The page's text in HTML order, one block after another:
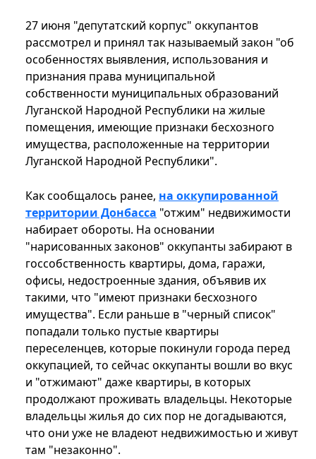
27 июня "депутатский корпус" оккупантов
рассмотрел и принял так называемый закон "об
особенностях выявления, использования и
признания права муниципальной
собственности муниципальных образований
Луганской Народной Республики на жилые
помещения, имеющие признаки бесхозного
имущества, расположенные на территории
Луганской Народной Республики".
Как сообщалось ранее, на оккупированной
территории Донбасса "отжим" недвижимости
набирает обороты. На основании
"нарисованных законов" оккупанты забирают в
госсобственность квартиры, дома, гаражи,
офисы, недостроенные здания, объявив их
такими, что "имеют признаки бесхозного
имущества". Если раньше в "черный список"
попадали только пустые квартиры
переселенцев, которые покинули города перед
оккупацией, то сейчас оккупанты вошли во вкус
и "отжимают" даже квартиры, в которых
продолжают проживать владельцы. Некоторые
владельцы жилья до сих пор не догадываются,
что они уже не владеют недвижимостью и живут
там "незаконно".